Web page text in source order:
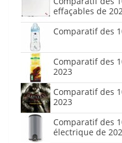
effaçables de
Comparatif des
Comparatif des
2023
Comparatif des
2023
Comparatif des
électrique de